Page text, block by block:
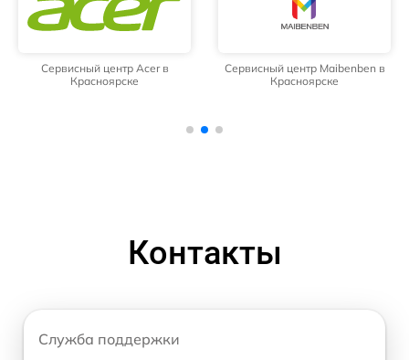
Сервисный центр Acer в
Красноярске
Сервисный центр Maibenben в
Красноярске
Контакты
Служба поддержки